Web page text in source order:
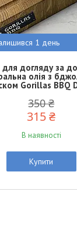
1 день
для догляду за
олія з
Gorillas BBQ
350 ₴
315 ₴
В наявності
Купити